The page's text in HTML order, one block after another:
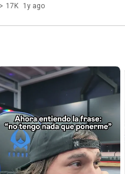
las mejores
17K 1y ago